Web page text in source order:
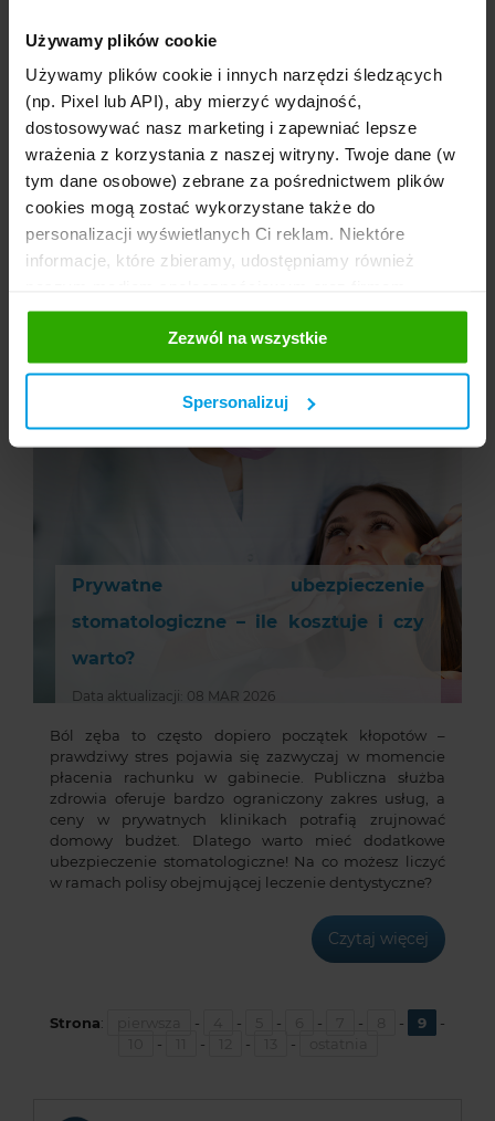
Używamy plików cookie
Używamy plików cookie i innych narzędzi śledzących
(np. Pixel lub API), aby mierzyć wydajność,
dostosowywać nasz marketing i zapewniać lepsze
wrażenia z korzystania z naszej witryny. Twoje dane (w
tym dane osobowe) zebrane za pośrednictwem plików
cookies mogą zostać wykorzystane także do
personalizacji wyświetlanych Ci reklam. Niektóre
informacje, które zbieramy, udostępniamy również
reklamowym i analitycznym, z którymi współpracujemy.
Te z kolei mogą łączyć te informacje z innymi
informacjami, które im przekazałeś, korzystając z ich
usług. Prosimy o Twoją zgodę. ...
Zezwól na wszystkie
Spersonalizuj
Wielu ubezpieczonych zastanawia się, czy trzeba
zapłacić podatek od polisy na życie w momencie
wypłaty świadczenia przez towarzystwo. Kwestia ta jest
niezwykle istotna, ponieważ wpływa na kwotę, jaka
trafi do rąk uposażonych po śmierci właściciela polisy
lub do samego ubezpieczonego po zakończeniu
okresu ochrony. W polskim systemie prawnym
obowiązują konkretne przepisy zwalniające większość
Prywatne ubezpieczenie
stomatologiczne – ile kosztuje i czy
warto?
Data aktualizacji: 08 MAR 2026
Ból zęba to często dopiero początek kłopotów –
prawdziwy stres pojawia się zazwyczaj w momencie
płacenia rachunku w gabinecie. Publiczna służba
zdrowia oferuje bardzo ograniczony zakres usług, a
ceny w prywatnych klinikach potrafią zrujnować
domowy budżet. Dlatego warto mieć dodatkowe
ubezpieczenie stomatologiczne! Na co możesz liczyć
w ramach polisy obejmującej leczenie dentystyczne?
Czytaj więcej
Strona: - - - - - - 9
-
- - - -